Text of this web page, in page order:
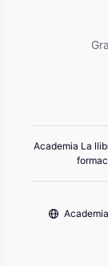
Academia La